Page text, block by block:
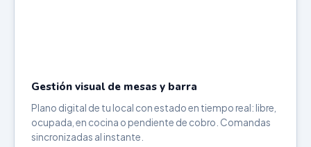
Gestión visual de mesas y barra
Plano digital de tu local con estado en tiempo real: libre,
ocupada, en cocina o pendiente de cobro. Comandas
sincronizadas al instante.